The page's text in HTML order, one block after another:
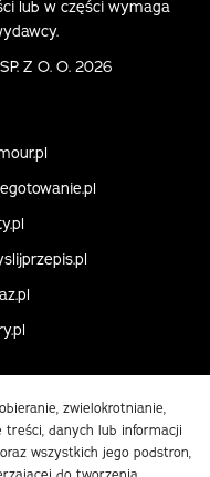
lub w części wymaga
Z O. O. 2026
zwielokrotnianie,
treści, danych lub informacji
wszystkich jego podstron,